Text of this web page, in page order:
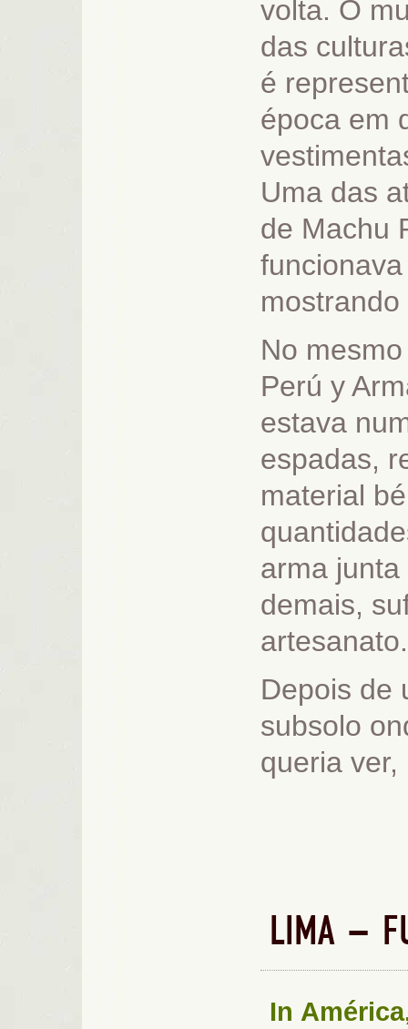
volta. O
das
é
época em
Uma das
de Machu
No
Perú y
estava
espadas,
material
arma
demais,
artesanato.
Depois de
subsolo
queria ver,
LIMA –
In América